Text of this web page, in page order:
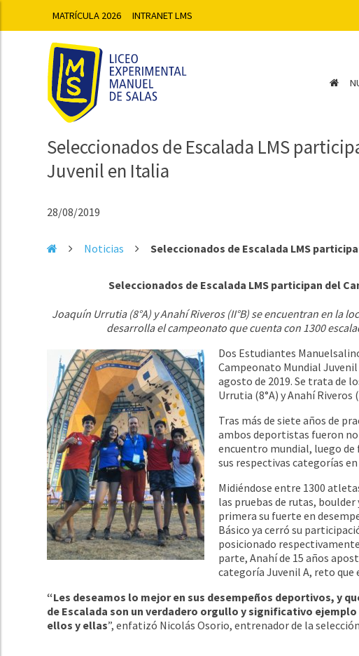
MATRÍCULA 2026 INTRANET LMS
Seleccionados de Escalada LMS
Juvenil en Italia
28/08/2019
Noticias Seleccionados de Escalada LMS
Seleccionados de Escalada LMS participan del
Joaquín Urrutia (8°A) y Anahí Riveros (II°B) se encuentran en la
desarrolla el campeonato que cuenta con 1300
Dos Estudiantes
Campeonato Mundial Juvenil
agosto de 2019. Se trata de
Urrutia (8°A) y Anahí Riveros
Tras más de siete años de
ambos deportistas fueron
encuentro mundial, luego
sus respectivas categorías
Midiéndose entre 1300
las pruebas de rutas,
primera su fuerte en
Básico ya cerró su
posicionado
parte, Anahí de 15 años
categoría Juvenil A, reto que
“Les deseamos lo mejor en sus desempeños deportivos, y
de Escalada son un verdadero orgullo y significativo
ellos y ellas”, enfatizó Nicolás Osorio, entrenador de la